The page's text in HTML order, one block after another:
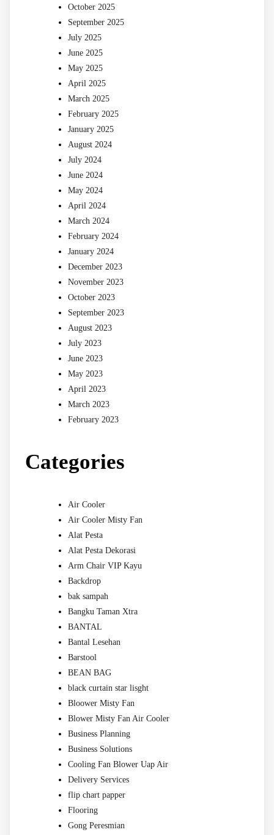
October 2025
September 2025
July 2025
June 2025
May 2025
April 2025
March 2025
February 2025
January 2025
August 2024
July 2024
June 2024
May 2024
April 2024
March 2024
February 2024
January 2024
December 2023
November 2023
October 2023
September 2023
August 2023
July 2023
June 2023
May 2023
April 2023
March 2023
February 2023
Categories
Air Cooler
Air Cooler Misty Fan
Alat Pesta
Alat Pesta Dekorasi
Arm Chair VIP Kayu
Backdrop
bak sampah
Bangku Taman Xtra
BANTAL
Bantal Lesehan
Barstool
BEAN BAG
black curtain star lisght
Bloower Misty Fan
Blower Misty Fan Air Cooler
Business Planning
Business Solutions
Cooling Fan Blower Uap Air
Delivery Services
flip chart papper
Flooring
Gong Peresmian